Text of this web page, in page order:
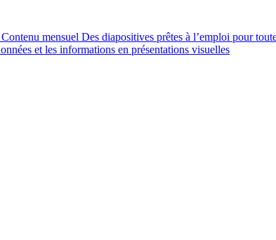
Contenu mensuel Des diapositives prêtes à l’emploi pour
et les informations en présentations visuelles